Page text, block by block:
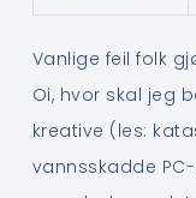
Vanlige feil folk
Oi, hvor skal jeg
kreative (les:
vannsskadde